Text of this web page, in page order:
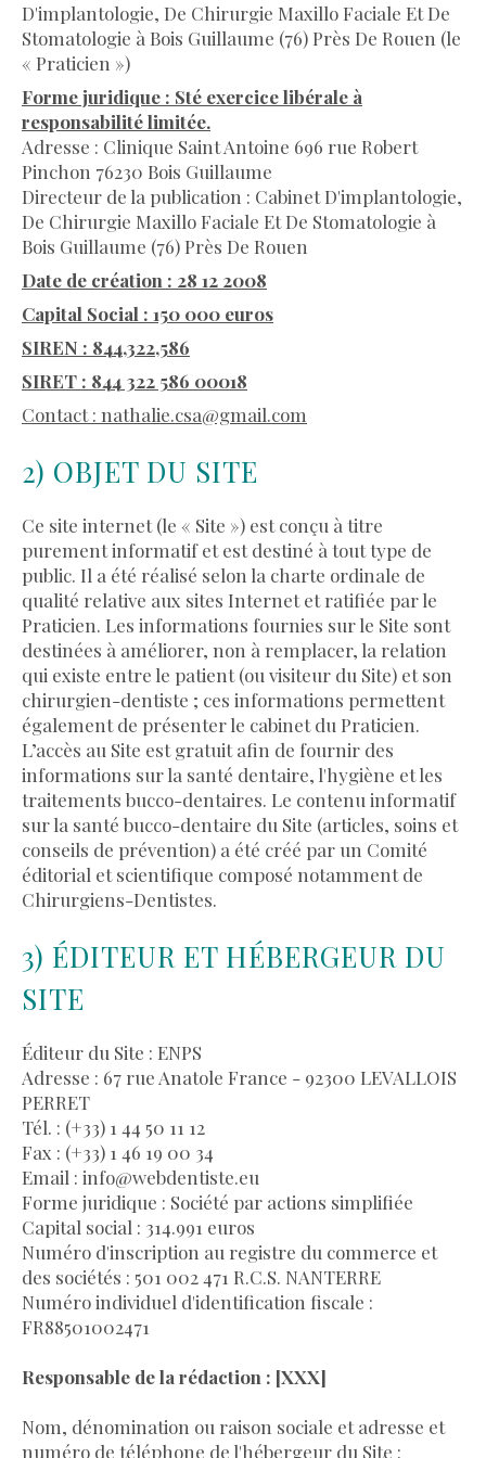
D'implantologie, De Chirurgie Maxillo Faciale Et De
Stomatologie à Bois Guillaume (76) Près De Rouen (le
« Praticien »)
Forme juridique : Sté exercice libérale à
responsabilité limitée.
Adresse : Clinique Saint Antoine 696 rue Robert
Pinchon 76230 Bois Guillaume
Directeur de la publication : Cabinet D'implantologie,
De Chirurgie Maxillo Faciale Et De Stomatologie à
Bois Guillaume (76) Près De Rouen
Date de création : 28 12 2008
Capital Social : 150 000 euros
SIREN : 844,322,586
SIRET : 844 322 586 00018
Contact : nathalie.csa@gmail.com
2) OBJET DU SITE
Ce site internet (le « Site ») est conçu à titre
purement informatif et est destiné à tout type de
public. Il a été réalisé selon la charte ordinale de
qualité relative aux sites Internet et ratifiée par le
Praticien. Les informations fournies sur le Site sont
destinées à améliorer, non à remplacer, la relation
qui existe entre le patient (ou visiteur du Site) et son
chirurgien-dentiste ; ces informations permettent
également de présenter le cabinet du Praticien.
L’accès au Site est gratuit afin de fournir des
informations sur la santé dentaire, l'hygiène et les
traitements bucco-dentaires. Le contenu informatif
sur la santé bucco-dentaire du Site (articles, soins et
conseils de prévention) a été créé par un Comité
éditorial et scientifique composé notamment de
Chirurgiens-Dentistes.
3) ÉDITEUR ET HÉBERGEUR DU
SITE
Éditeur du Site : ENPS
Adresse : 67 rue Anatole France - 92300 LEVALLOIS
PERRET
Tél. : (+33) 1 44 50 11 12
Fax : (+33) 1 46 19 00 34
Email : info@webdentiste.eu
Forme juridique : Société par actions simplifiée
Capital social : 314.991 euros
Numéro d'inscription au registre du commerce et
des sociétés : 501 002 471 R.C.S. NANTERRE
Numéro individuel d'identification fiscale :
FR88501002471
Responsable de la rédaction : [XXX]
Nom, dénomination ou raison sociale et adresse et
numéro de téléphone de l'hébergeur du Site :